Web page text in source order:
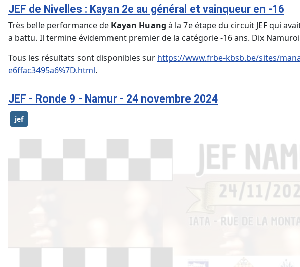
JEF de Nivelles : Kayan 2e au général et vainqueur en -16
Très belle performance de Kayan Huang à la 7e étape du circuit JEF qui
a battu. Il termine évidemment premier de la catégorie -16 ans. Dix
Tous les résultats sont disponibles sur https://www.frbe-kbsb.be/sites/
e6ffac3495a6%7D.html.
JEF - Ronde 9 - Namur - 24 novembre 2024
jef